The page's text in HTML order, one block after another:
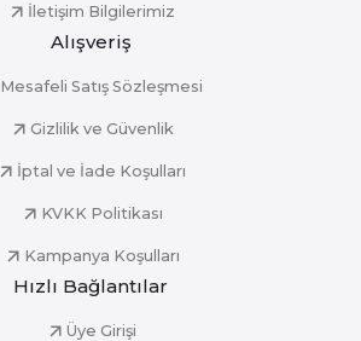
İletişim Bilgilerimiz
Alışveriş
Mesafeli Satış Sözleşmesi
Gizlilik ve Güvenlik
İptal ve İade Koşulları
KVKK Politikası
Kampanya Koşulları
Hızlı Bağlantılar
Üye Girişi